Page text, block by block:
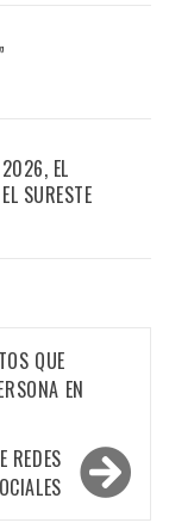
2026, EL
SURESTE
QUE
EN
REDES